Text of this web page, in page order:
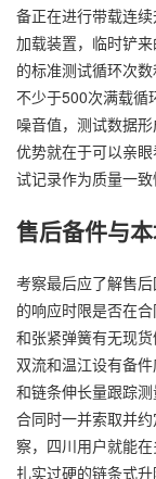
备正在进行带载连
加载装置，临时铲
的标准测试循环次
不少于500次满载循
噪音值，测试数据
优势就在于可以亲
试记录作为质量一致
售后备件与
考察最后应了解售
的响应时限是否在
和张紧弹簧有无现
双流和温江设有备
和链条伸长量跟踪
合同时一并索取并
察，四川用户就能
扎实过硬的链条式升